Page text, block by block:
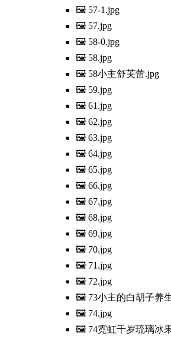
🖼️ 57-1.jpg
🖼️ 57.jpg
🖼️ 58-0.jpg
🖼️ 58.jpg
🖼️ 58小主舒芙蕾.jpg
🖼️ 59.jpg
🖼️ 61.jpg
🖼️ 62.jpg
🖼️ 63.jpg
🖼️ 64.jpg
🖼️ 65.jpg
🖼️ 66.jpg
🖼️ 67.jpg
🖼️ 68.jpg
🖼️ 69.jpg
🖼️ 70.jpg
🖼️ 71.jpg
🖼️ 72.jpg
🖼️ 73小主的白胡子养
🖼️ 74.jpg
🖼️ 74霓虹千岁琉璃冰